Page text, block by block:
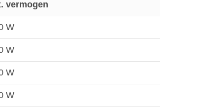
vermogen
W
W
W
W